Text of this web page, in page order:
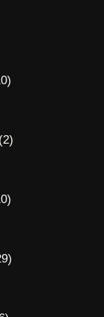
10
22
10
29